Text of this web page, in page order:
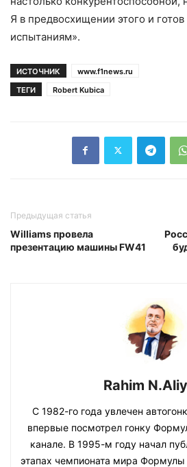
Я в предвосхищении этого и
испытаниям».
ИСТОЧНИК
www.f1news.ru
ТЕГИ
Robert Kubica
Предыдущая статья
Williams провела
презентацию машины FW41
Rahim
С 1982-го года увлечен
впервые посмотрел гонку
канале. В 1995-м году начал
этапах чемпионата мира Формулы